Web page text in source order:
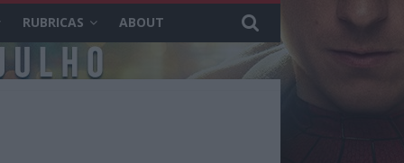
RUBRICAS ABOUT